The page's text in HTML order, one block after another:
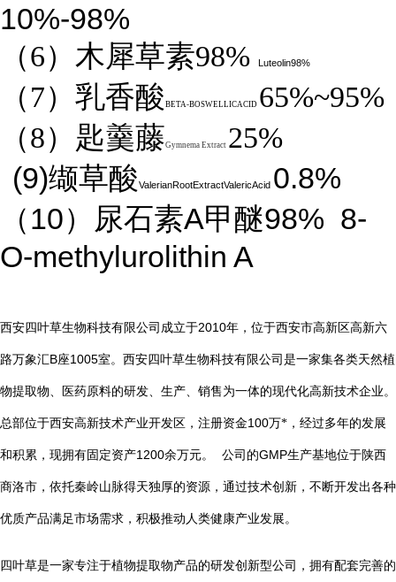
10%-98%
（6）木犀草素98% Luteolin98%
（7）乳香酸 BETA-BOSWELLICACID 65%~95%
（8）匙羹藤Gymnema Extract 25%
(9)缬草酸ValerianRootExtractValericAcid 0.8%
（10）尿石素A甲醚98% 8-
O-methylurolithin A
西安四叶草生物科技有限公司成立于2010年，位于西安市高新区高新六
路万象汇B座1005室。西安四叶草生物科技有限公司是一家集各类天然植
物提取物、医药原料的研发、生产、销售为一体的现代化高新技术企业。
总部位于西安高新技术产业开发区，注册资金100万*，经过多年的发展
和积累，现拥有固定资产1200余万元。 公司的GMP生产基地位于陕西
商洛市，依托秦岭山脉得天独厚的资源，通过技术创新，不断开发出各种
优质产品满足市场需求，积极推动人类健康产业发展。
四叶草是一家专注于植物提取物产品的研发创新型公司，拥有配套完善的